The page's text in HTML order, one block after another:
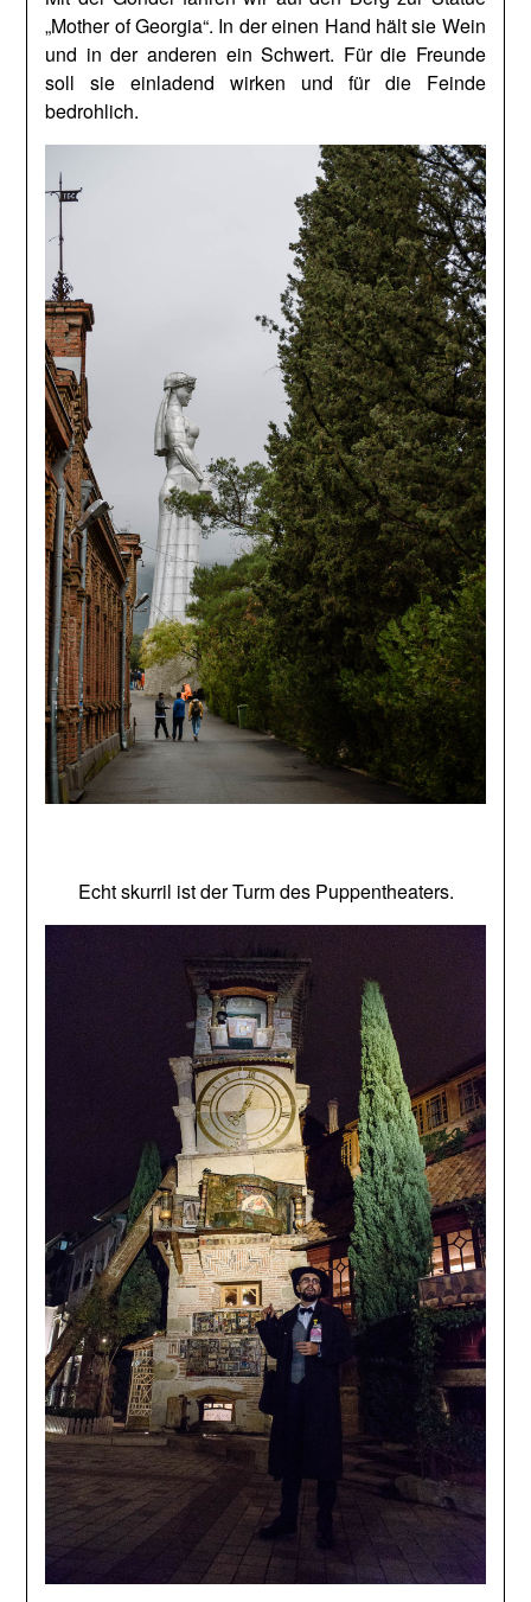
„Mother of Georgia“. In der einen Hand hält sie Wein
und in der anderen ein Schwert. Für die Freunde
soll sie einladend wirken und für die Feinde
bedrohlich.
Echt skurril ist der Turm des Puppentheaters.